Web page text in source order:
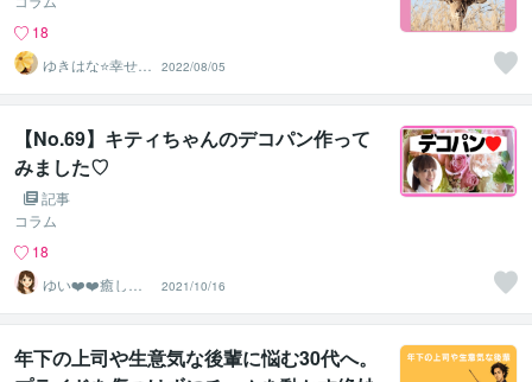
18
ゆきはな⭐幸せの
糸口をみつける
占い師
2022/08/05
【No.69】キティちゃんのデコパン作って
みました♡
記事
コラム
18
ゆい❤️❤️癒しの
心友
2021/10/16
年下の上司や生意気な後輩に悩む30代へ。